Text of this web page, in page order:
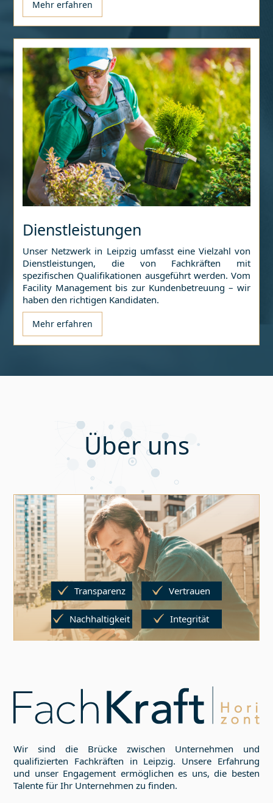
Mehr erfahren
Dienstleistungen
Unser Netzwerk in Leipzig umfasst eine Vielzahl von
Dienstleistungen, die von Fachkräften mit
spezifischen Qualifikationen ausgeführt werden. Vom
Facility Management bis zur Kundenbetreuung – wir
haben den richtigen Kandidaten.
Mehr erfahren
Über uns
Wir sind die Brücke zwischen Unternehmen und
qualifizierten Fachkräften in Leipzig. Unsere Erfahrung
und unser Engagement ermöglichen es uns, die besten
Talente für Ihr Unternehmen zu finden.
Transparenz Vertrauen
Nachhaltigkeit Integrität